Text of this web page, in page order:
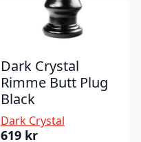
Dark Crystal
Rimme Butt Plug
Black
Dark Crystal
619 kr